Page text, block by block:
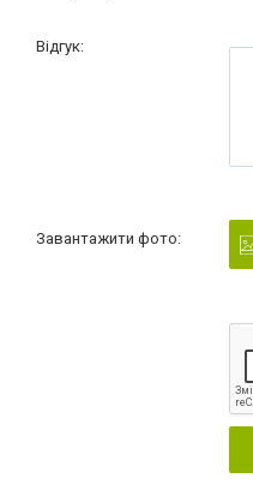
Відгук:
Завантажити фото: